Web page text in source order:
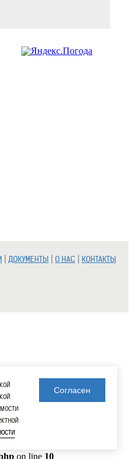
| ДОКУМЕНТЫ | О НАС | КОНТАКТЫ
on line 10
Согласен